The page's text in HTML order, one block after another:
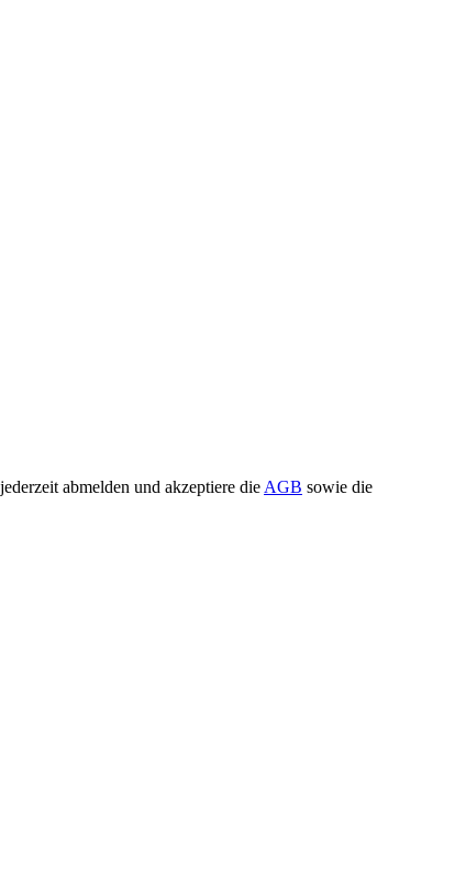
abmelden und akzeptiere die AGB sowie die